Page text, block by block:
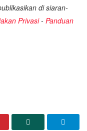
di siaran-
Privasi- Panduan